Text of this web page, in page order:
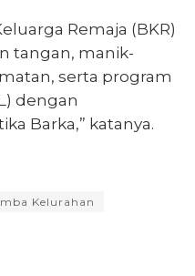
Remaja (BKR)
tangan, manik-
serta program
dengan
Barka,” katanya.
Kelurahan